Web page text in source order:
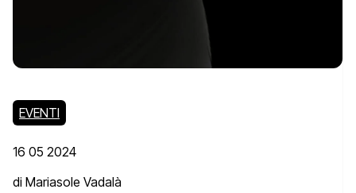
EVENTI
16 05 2024
di Mariasole Vadalà